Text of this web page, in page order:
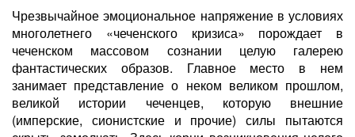
Чрезвычайное эмоциональное напряжение в условиях
многолетнего «чеченского кризиса» порождает в
чеченском массовом сознании целую галерею
фантастических образов. Главное место в нем
занимает представление о неком великом прошлом,
великой истории чеченцев, которую внешние
(имперские, сионистские и прочие) силы пытаются